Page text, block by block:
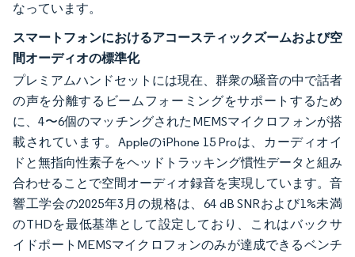
なっています。
スマートフォンにおけるアコースティックズームおよび空
間オーディオの標準化
プレミアムハンドセットには現在、群衆の騒音の中で話者
の声を分離するビームフォーミングをサポートするため
に、4〜6個のマッチングされたMEMSマイクロフォンが搭
載されています。AppleのiPhone 15 Proは、カーディオイ
ドと無指向性素子をヘッドトラッキング慣性データと組み
合わせることで空間オーディオ録音を実現しています。音
響工学会の2025年3月の規格は、64 dB SNRおよび1%未満
のTHDを最低基準として設定しており、これはバックサ
イドポートMEMSマイクロフォンのみが達成できるベンチ